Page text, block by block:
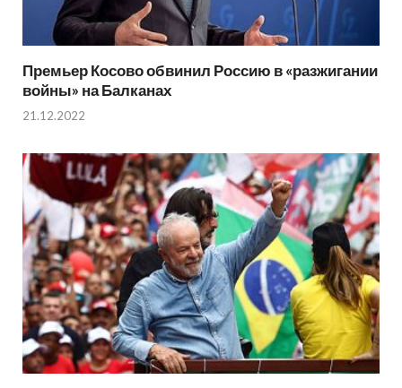
Премьер Косово обвинил Россию в «разжигании
войны» на Балканах
21.12.2022